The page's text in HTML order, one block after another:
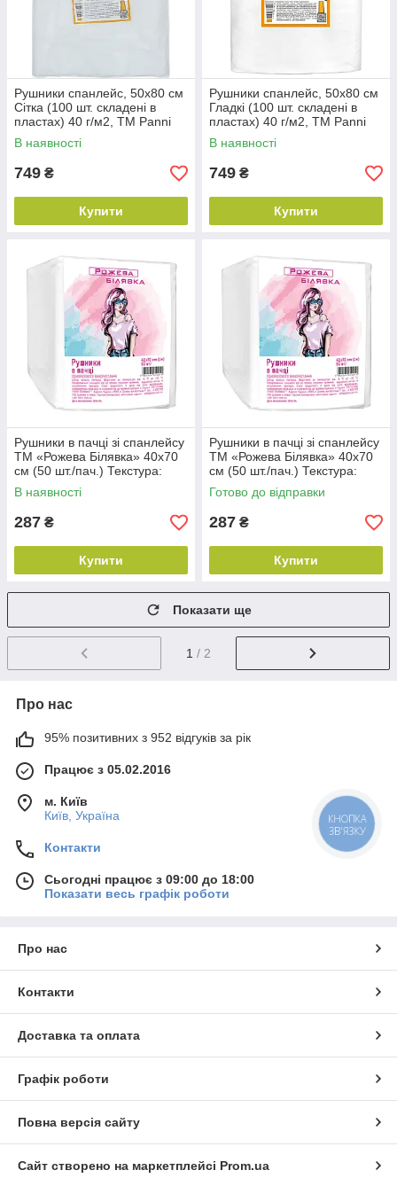
Рушники спанлейс, 50х80 см
Сітка (100 шт. складені в
пластах) 40 г/м2, ТМ Panni
Mlada
В наявності
749 ₴
Купити
Рушники спанлейс, 50х80 см
Гладкі (100 шт. складені в
пластах) 40 г/м2, ТМ Panni
Mlada
В наявності
749 ₴
Купити
Рушники в пачці зі спанлейсу
ТМ «Рожева Білявка» 40х70
см (50 шт./пач.) Текстура:
Гладка
В наявності
287 ₴
Купити
Рушники в пачці зі спанлейсу
ТМ «Рожева Білявка» 40х70
см (50 шт./пач.) Текстура:
Сітка
Готово до відправки
287 ₴
Купити
Показати ще
1 / 2
Про нас
95% позитивних з 952 відгуків за рік
Працює з 05.02.2016
м. Київ
Київ, Україна
Контакти
Сьогодні працює з 09:00 до 18:00
Показати весь графік роботи
Про нас
Контакти
Доставка та оплата
Графік роботи
Повна версія сайту
Сайт створено на маркетплейсі Prom.ua
КНОПКА
ЗВ'ЯЗКУ